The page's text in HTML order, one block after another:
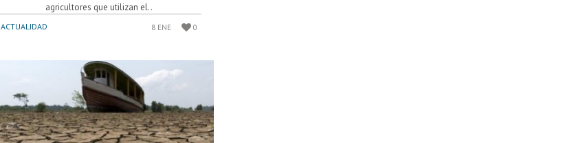
agricultores que utilizan el..
ACTUALIDAD 8 ENE 0